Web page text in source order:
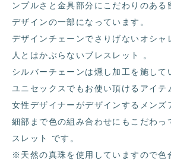
ンプルさと金具部分にこだわりのある
デザインの一部になっています。
デザインチェーンでさりげないオシャ
人とはかぶらないブレスレット 。
シルバーチェーンは燻し加工を施して
ユニセックスでもお使い頂けるアイテ
女性デザイナーがデザインするメンズ
細部まで色の組み合わせにもこだわっ
スレット です。
※天然の真珠を使用していますので色